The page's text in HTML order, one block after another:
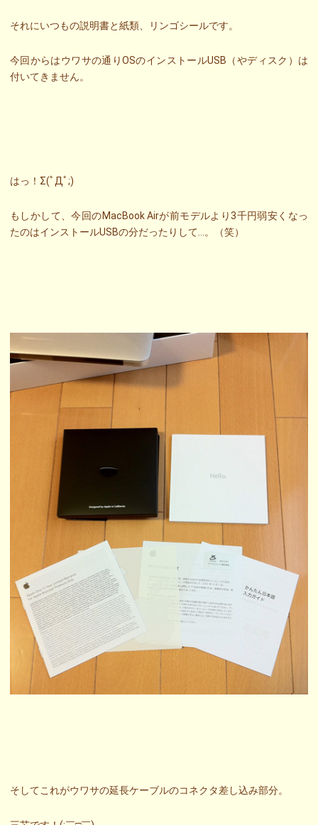
それにいつもの説明書と紙類、リンゴシールです。
今回からはウワサの通りOSのインストールUSB（やディスク）は
付いてきません。
はっ！Σ(ﾟДﾟ;)
もしかして、今回のMacBook Airが前モデルより3千円弱安くなっ
たのはインストールUSBの分だったりして…。（笑）
そしてこれがウワサの延長ケーブルのコネクタ差し込み部分。